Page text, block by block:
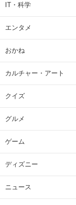
IT・科学
エンタメ
おかね
カルチャー・アート
クイズ
グルメ
ゲーム
ディズニー
ニュース